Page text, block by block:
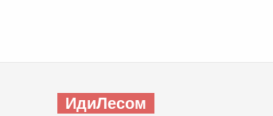
ИдиЛесом